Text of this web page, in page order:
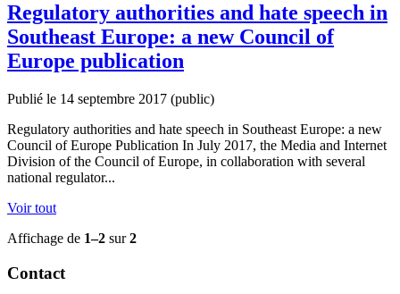
Regulatory authorities and hate speech in
Southeast Europe: a new Council of
Europe publication
Publié le 14 septembre 2017 (public)
Regulatory authorities and hate speech in Southeast Europe: a new
Council of Europe Publication In July 2017, the Media and Internet
Division of the Council of Europe, in collaboration with several
national regulator...
Voir tout
Affichage de 1–2 sur2
Contact